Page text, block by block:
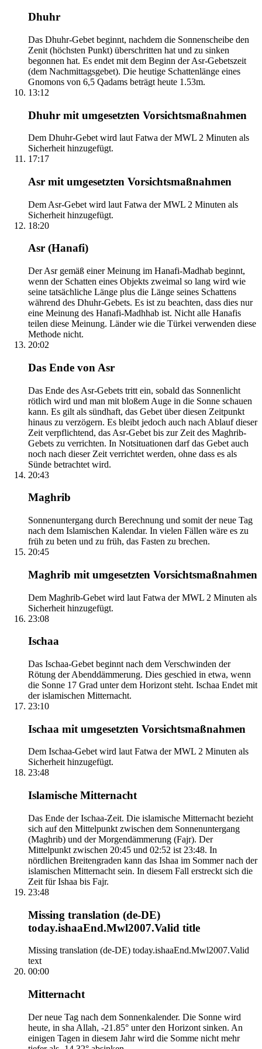
Dhuhr
Das Dhuhr-Gebet beginnt, nachdem die Sonnenscheibe den
Zenit (höchsten Punkt) überschritten hat und zu sinken
begonnen hat. Es endet mit dem Beginn der Asr-Gebetszeit
(dem Nachmittagsgebet). Die heutige Schattenlänge eines
Gnomons von 6,5 Qadams beträgt heute 1.53m.
13:12
Dhuhr mit umgesetzten Vorsichtsmaßnahmen
Dem Dhuhr-Gebet wird laut Fatwa der MWL 2 Minuten als
Sicherheit hinzugefügt.
17:17
Asr mit umgesetzten Vorsichtsmaßnahmen
Dem Asr-Gebet wird laut Fatwa der MWL 2 Minuten als
Sicherheit hinzugefügt.
18:20
Asr (Hanafi)
Der Asr gemäß einer Meinung im Hanafi-Madhab beginnt,
wenn der Schatten eines Objekts zweimal so lang wird wie
seine tatsächliche Länge plus die Länge seines Schattens
während des Dhuhr-Gebets. Es ist zu beachten, dass dies nur
eine Meinung des Hanafi-Madhhab ist. Nicht alle Hanafis
teilen diese Meinung. Länder wie die Türkei verwenden diese
Methode nicht.
20:02
Das Ende von Asr
Das Ende des Asr-Gebets tritt ein, sobald das Sonnenlicht
rötlich wird und man mit bloßem Auge in die Sonne schauen
kann. Es gilt als sündhaft, das Gebet über diesen Zeitpunkt
hinaus zu verzögern. Es bleibt jedoch auch nach Ablauf dieser
Zeit verpflichtend, das Asr-Gebet bis zur Zeit des Maghrib-
Gebets zu verrichten. In Notsituationen darf das Gebet auch
noch nach dieser Zeit verrichtet werden, ohne dass es als
Sünde betrachtet wird.
20:43
Maghrib
Sonnenuntergang durch Berechnung und somit der neue Tag
nach dem Islamischen Kalendar. In vielen Fällen wäre es zu
früh zu beten und zu früh, das Fasten zu brechen.
20:45
Maghrib mit umgesetzten Vorsichtsmaßnahmen
Dem Maghrib-Gebet wird laut Fatwa der MWL 2 Minuten als
Sicherheit hinzugefügt.
23:08
Ischaa
Das Ischaa-Gebet beginnt nach dem Verschwinden der
Rötung der Abenddämmerung. Dies geschied in etwa, wenn
die Sonne 17 Grad unter dem Horizont steht. Ischaa Endet mit
der islamischen Mitternacht.
23:10
Ischaa mit umgesetzten Vorsichtsmaßnahmen
Dem Ischaa-Gebet wird laut Fatwa der MWL 2 Minuten als
Sicherheit hinzugefügt.
23:48
Islamische Mitternacht
Das Ende der Ischaa-Zeit. Die islamische Mitternacht bezieht
sich auf den Mittelpunkt zwischen dem Sonnenuntergang
(Maghrib) und der Morgendämmerung (Fajr). Der
Mittelpunkt zwischen 20:45 und 02:52 ist 23:48. In
nördlichen Breitengraden kann das Ishaa im Sommer nach der
islamischen Mitternacht sein. In diesem Fall erstreckt sich die
Zeit für Ishaa bis Fajr.
23:48
Missing translation (de-DE)
today.ishaaEnd.Mwl2007.Valid title
Missing translation (de-DE) today.ishaaEnd.Mwl2007.Valid
text
00:00
Mitternacht
Der neue Tag nach dem Sonnenkalender. Die Sonne wird
heute, in sha Allah, -21.85° unter den Horizont sinken. An
einigen Tagen in diesem Jahr wird die Somme nicht mehr